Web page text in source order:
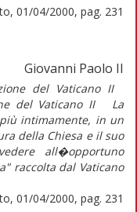
01/04/2000, pag. 231
Giovanni Paolo II
del Vaticano II
del Vaticano II La
intimamente, in un
della Chiesa e il suo
all�opportuno
raccolta dal Vaticano
01/04/2000, pag. 231